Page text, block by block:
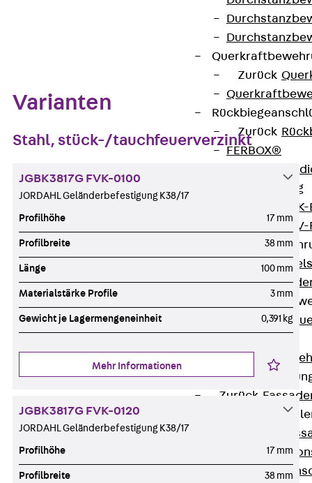
Zurück
Zurück
FERBOX®
GFK-Bewehrung
FIBERNOX®
Zurück
Zurück
Zurück
Varianten
Stahl, stück-/tauchfeuerverzinkt
JGBK3817G FVK-0100
JORDAHL Geländerbefestigung K38/17
Profilhöhe 17 mm
Profilbreite 38 mm
Länge 100 mm
Materialstärke Profile 3 mm
Gewicht je Lagermengeneinheit 0,391 kg
Mehr Informationen
JGBK3817G FVK-0120
JORDAHL Geländerbefestigung K38/17
Profilhöhe 17 mm
Profilbreite 38 mm